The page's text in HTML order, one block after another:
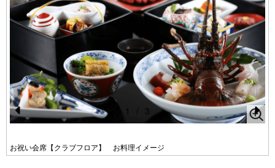
Pr
e
お祝い会席【クラブフロア】 お料理イメージ
N
1 / 3